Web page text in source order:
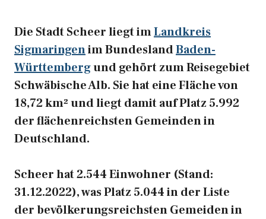
Die Stadt Scheer liegt imLandkreis
Sigmaringenim BundeslandBaden-
Württembergund gehört zum Reisegebiet
Schwäbische Alb. Sie hat eine Fläche von
18,72 km² und liegt damit auf Platz 5.992
der flächenreichsten Gemeinden in
Deutschland.
Scheer hat 2.544 Einwohner (Stand:
31.12.2022), was Platz 5.044 in der Liste
der bevölkerungsreichsten Gemeiden in